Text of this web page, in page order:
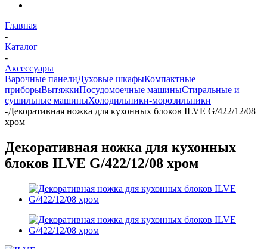
Главная
-
Каталог
-
Аксессуары
Варочные панелиДуховые шкафыКомпактные
приборыВытяжкиПосудомоечные машиныСтиральные и
сушильные машиныХолодильники-морозильники
-Декоративная ножка для кухонных блоков ILVE G/422/12/08
хром
Декоративная ножка для кухонных
блоков ILVE G/422/12/08 хром